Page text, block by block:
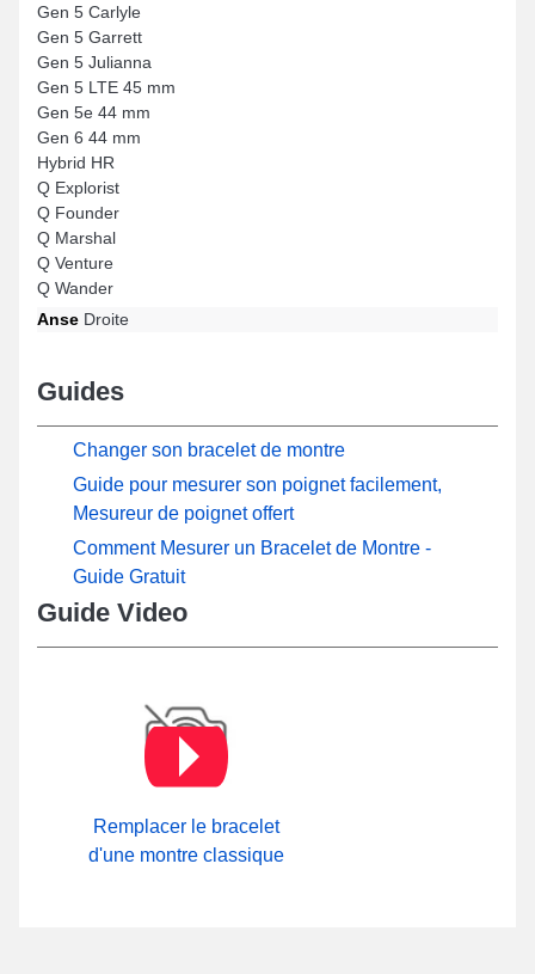
Gen 5 Carlyle
Gen 5 Garrett
Gen 5 Julianna
Gen 5 LTE 45 mm
Gen 5e 44 mm
Gen 6 44 mm
Hybrid HR
Q Explorist
Q Founder
Q Marshal
Q Venture
Q Wander
Anse Droite
Guides
Changer son bracelet de montre
Guide pour mesurer son poignet facilement,
Mesureur de poignet offert
Comment Mesurer un Bracelet de Montre -
Guide Gratuit
Guide Video
Remplacer le bracelet
d'une montre classique